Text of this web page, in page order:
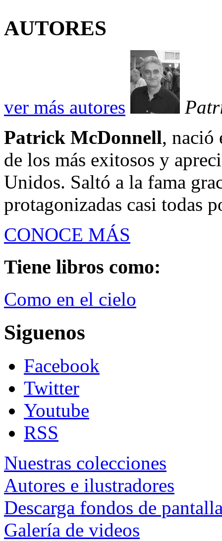
AUTORES
ver más autores
Patrick McDonnell, nació
de los más exitosos y
Unidos. Saltó a la fama
protagonizadas casi todas
CONOCE MÁS
Tiene libros como:
Como en el cielo
Siguenos
Facebook
Twitter
Youtube
RSS
Nuestras colecciones
Autores e ilustradores
Descarga fondos de
Galería de videos